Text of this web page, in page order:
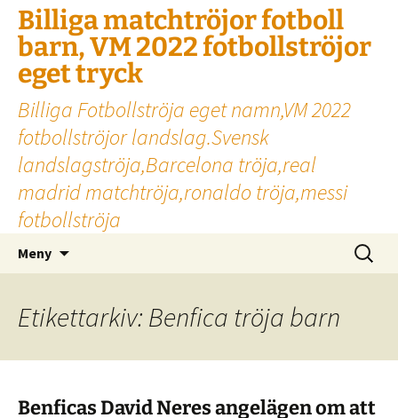
Billiga matchtröjor fotboll
barn, VM 2022 fotbollströjor
eget tryck
Billiga Fotbollströja eget namn,VM 2022
fotbollströjor landslag.Svensk
landslagströja,Barcelona tröja,real
madrid matchtröja,ronaldo tröja,messi
fotbollströja
Meny
Sök
efter:
Etikettarkiv: Benfica tröja barn
Benficas David Neres angelägen om att